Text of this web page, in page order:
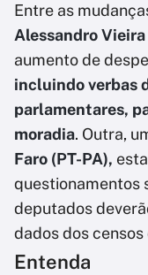
Entre as
Alessandro Vieira
aumento de
incluindo verbas
parlamentares,
moradia. Outra,
Faro (PT-PA),
questionamentos
deputados
dados dos
Entenda